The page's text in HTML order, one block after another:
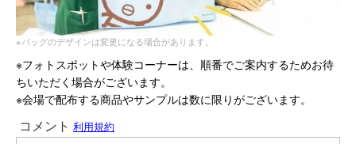
※バッグのデザインは変更になる場合があります。
※フォトスポットや体験コーナーは、順番でご案内するためお待
ちいただく場合がございます。
※会場で配布する商品やサンプルは数に限りがございます。